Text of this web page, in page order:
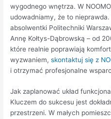
wygodnego wnętrza. W
udowadniamy, że to nieprawda.
absolwentki Politechniki
Annę Kołtys-Dąbrowską – od
które realnie poprawiają
wyzwaniem,skontaktuj się z
i otrzymać profesjonalne
Jak zaplanować układ
Kluczem do sukcesu jest
przestrzeni. W małych